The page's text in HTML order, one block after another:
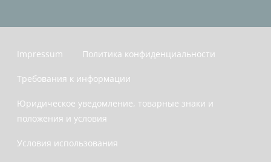
Impressum Политика конфиденциальности
Требования к информации
Юридическое уведомление, товарные знаки и
положения и условия
Условия использования